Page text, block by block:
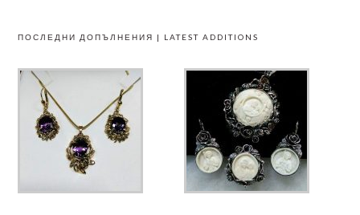
ПОСЛЕДНИ ДОПЪЛНЕНИЯ | LATEST ADDITIONS